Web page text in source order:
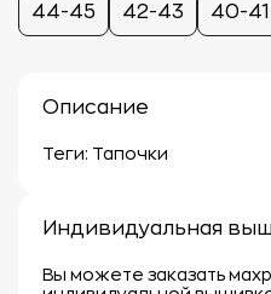
44-45 42-43 40-41
Описание
Теги: Тапочки
Индивидуальная
Вы можете заказать